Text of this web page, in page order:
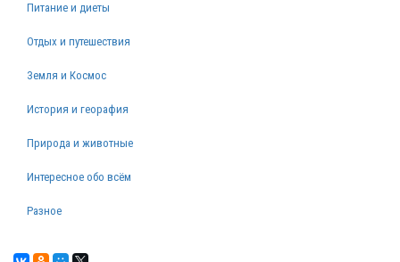
Питание и диеты
Отдых и путешествия
Земля и Космос
История и георафия
Природа и животные
Интересное обо всём
Разное